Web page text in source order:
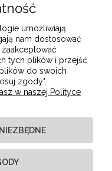
umożliwiają
nam dostosować
tych plików i przejść
do swoich
zgody".
w naszej Polityce